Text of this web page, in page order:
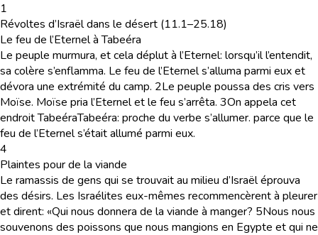
1
Révoltes d’Israël dans le désert (11.1–25.18)
Le feu de l’Eternel à Tabeéra
Le peuple murmura, et cela déplut à l’Eternel: lorsqu’il l’entendit,
sa colère s’enflamma. Le feu de l’Eternel s’alluma parmi eux et
dévora une extrémité du camp. 2Le peuple poussa des cris vers
Moïse. Moïse pria l’Eternel et le feu s’arrêta. 3On appela cet
endroit TabeéraTabeéra: proche du verbe s’allumer. parce que le
feu de l’Eternel s’était allumé parmi eux.
4
Plaintes pour de la viande
Le ramassis de gens qui se trouvait au milieu d’Israël éprouva
des désirs. Les Israélites eux-mêmes recommencèrent à pleurer
et dirent: «Qui nous donnera de la viande à manger? 5Nous nous
souvenons des poissons que nous mangions en Egypte et qui ne